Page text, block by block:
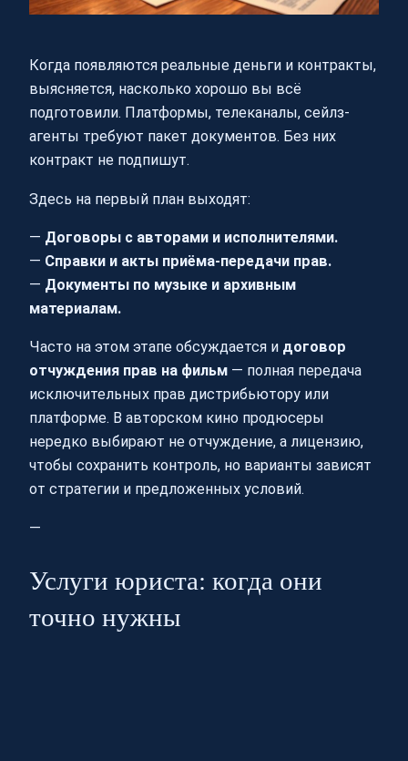
Когда появляются реальные деньги и контракты,
выясняется, насколько хорошо вы всё
подготовили. Платформы, телеканалы, сейлз-
агенты требуют пакет документов. Без них
контракт не подпишут.
Здесь на первый план выходят:
— Договоры с авторами и исполнителями.
— Справки и акты приёма-передачи прав.
— Документы по музыке и архивным
материалам.
Часто на этом этапе обсуждается и договор
отчуждения прав на фильм — полная передача
исключительных прав дистрибьютору или
платформе. В авторском кино продюсеры
нередко выбирают не отчуждение, а лицензию,
чтобы сохранить контроль, но варианты зависят
от стратегии и предложенных условий.
—
Услуги юриста: когда они
точно нужны